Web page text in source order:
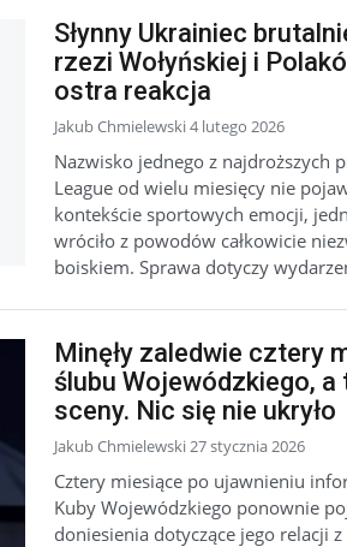
Słynny Ukrainiec
rzezi Wołyńskiej i
ostra reakcja
Jakub Chmielewski 4 lutego 2026
Nazwisko jednego z najdroższych
League od wielu miesięcy nie
kontekście sportowych emocji,
wróciło z powodów całkowicie
boiskiem. Sprawa dotyczy
Minęły zaledwie cztery
ślubu Wojewódzkiego, a
sceny. Nic się nie ukryło
Jakub Chmielewski 27 stycznia 2026
Cztery miesiące po ujawnieniu
Kuby Wojewódzkiego ponownie
doniesienia dotyczące jego relacji z